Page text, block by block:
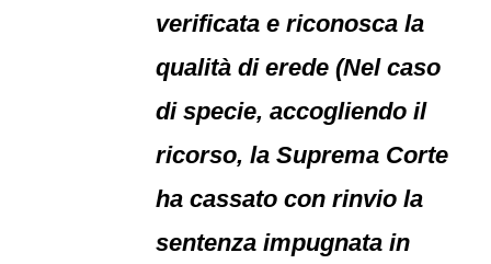
verificata e riconosca la
qualità di erede (Nel caso
di specie, accogliendo il
ricorso, la Suprema Corte
ha cassato con rinvio la
sentenza impugnata in